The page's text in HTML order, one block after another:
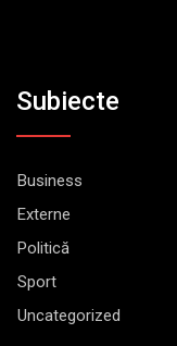
Subiecte
Business
Externe
Politică
Sport
Uncategorized